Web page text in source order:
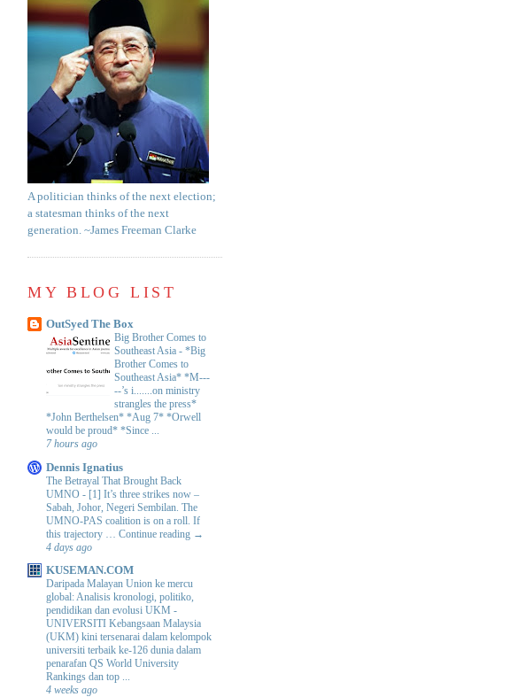
A politician thinks of the next election;
a statesman thinks of the next
generation. ~James Freeman Clarke
MY BLOG LIST
OutSyed The Box
Big Brother Comes to
Southeast Asia - *Big
Brother Comes to
Southeast Asia* *M---
--’s i.......on ministry
strangles the press*
*John Berthelsen* *Aug 7* *Orwell
would be proud* *Since ...
7 hours ago
Dennis Ignatius
The Betrayal That Brought Back
UMNO - [1] It’s three strikes now –
Sabah, Johor, Negeri Sembilan. The
UMNO-PAS coalition is on a roll. If
this trajectory … Continue reading →
4 days ago
KUSEMAN.COM
Daripada Malayan Union ke mercu
global: Analisis kronologi, politiko,
pendidikan dan evolusi UKM -
UNIVERSITI Kebangsaan Malaysia
(UKM) kini tersenarai dalam kelompok
universiti terbaik ke-126 dunia dalam
penarafan QS World University
Rankings dan top ...
4 weeks ago